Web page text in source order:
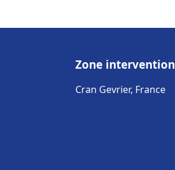
Zone intervention
Cran Gevrier, France